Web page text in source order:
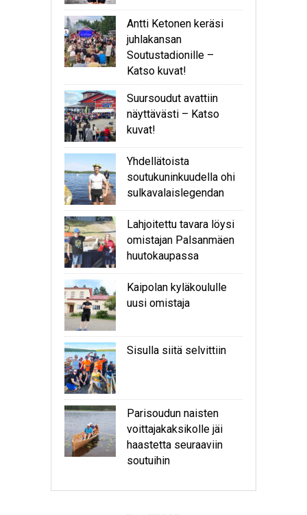
Antti Ketonen keräsi
juhlakansan
Soutustadionille –
Katso kuvat!
Suursoudut avattiin
näyttävästi – Katso
kuvat!
Yhdellätoista
soutukuninkuudella ohi
sulkavalaislegendan
Lahjoitettu tavara löysi
omistajan Palsanmäen
huutokaupassa
Kaipolan kyläkoululle
uusi omistaja
Sisulla siitä selvittiin
Parisoudun naisten
voittajakaksikolle jäi
haastetta seuraaviin
soutuihin